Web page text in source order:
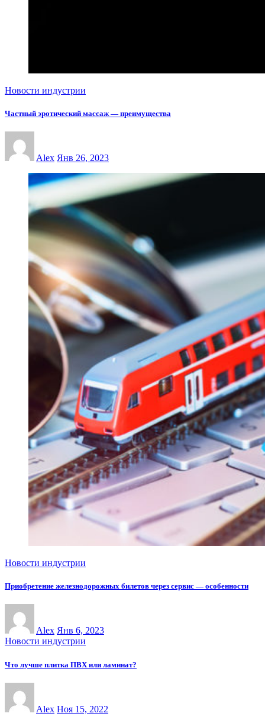
Новости индустрии
Частный эротический массаж — преимущества
Alex Янв 26, 2023
Новости индустрии
Приобретение железнодорожных билетов через сервис — особенности
Alex Янв 6, 2023
Новости индустрии
Что лучше плитка ПВХ или ламинат?
Alex Ноя 15, 2022